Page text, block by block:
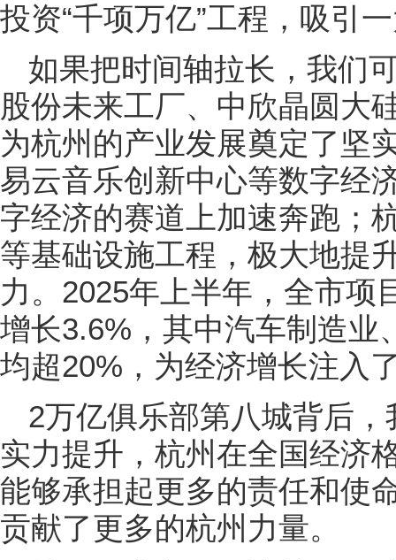
投资“千项万亿”工程，吸引
如果把时间轴拉长，我们
股份未来工厂、中欣晶圆大
为杭州的产业发展奠定了坚
易云音乐创新中心等数字经
字经济的赛道上加速奔跑；
等基础设施工程，极大地提
力。2025年上半年，全市项
增长3.6%，其中汽车制造业
均超20%，为经济增长注入
2万亿俱乐部第八城背后
实力提升，杭州在全国经济
能够承担起更多的责任和使
贡献了更多的杭州力量。